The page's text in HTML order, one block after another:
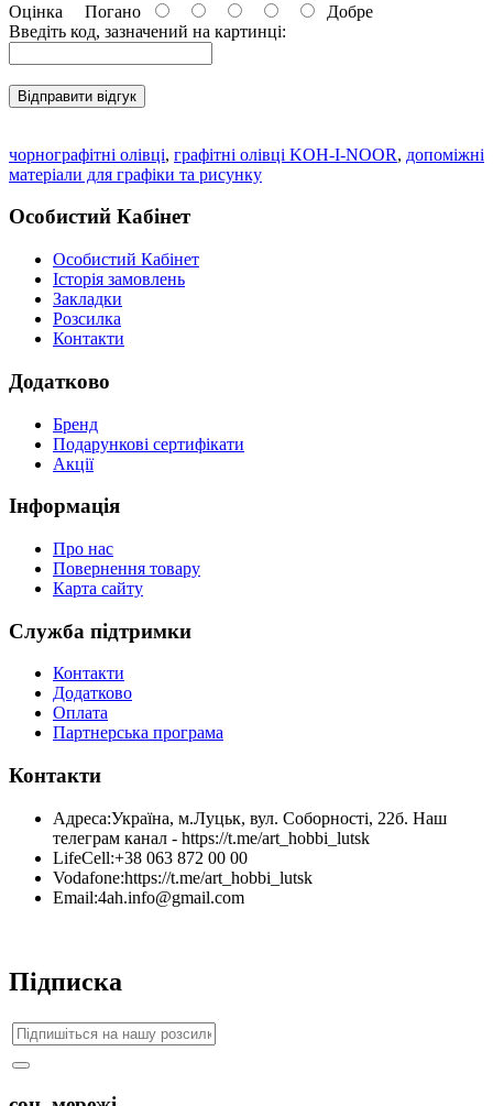
Оцінка Погано
Добре
Введіть код, зазначений на картинці:
Відправити відгук
чорнографітні олівці, графітні олівці KOH-I-NOOR, допоміжні
матеріали для графіки та рисунку
Особистий Кабінет
Особистий Кабінет
Історія замовлень
Закладки
Розсилка
Контакти
Додатково
Бренд
Подарункові сертифікати
Акції
Інформація
Про нас
Повернення товару
Карта сайту
Служба підтримки
Контакти
Додатково
Оплата
Партнерська програма
Контакти
Адреса:Україна, м.Луцьк, вул. Соборності, 22б. Наш
телеграм канал - https://t.me/art_hobbi_lutsk
LifeCell:+38 063 872 00 00
Vodafone:https://t.me/art_hobbi_lutsk
Email:4ah.info@gmail.com
Підписка